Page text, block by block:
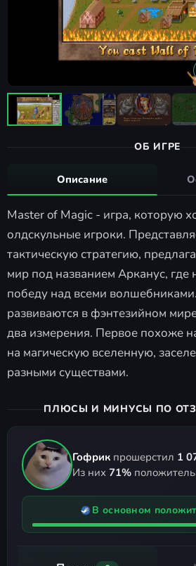
ОБ ИГРЕ
Описание
Master of Magic - игра, которую
олдскульные игроки.
тактическую стратегию,
мир под названием Арканус,
победу над всеми
развиваются в фэнтезийном
два измерения. Первое похоже
на магическую вселенную,
разными существами.
ПЛЮСЫ И МИНУСЫ ПО
Гофрик прошерстил 1
Из них 71%
В основном